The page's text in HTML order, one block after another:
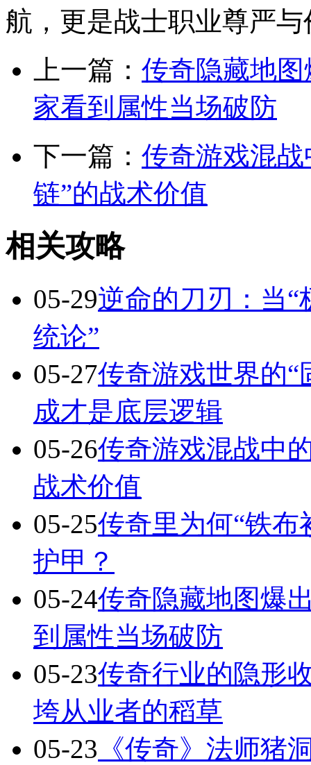
航，更是战士职业尊严
上一篇： 传奇隐藏地
家看到属性当场破防
下一篇： 传奇游戏混
链”的战术价值
相关攻略
05-29逆命的刀刃：当“
统论”
05-27传奇游戏世界的“
成才是底层逻辑
05-26传奇游戏混战中
战术价值
05-25传奇里为何“铁布
护甲？
05-24传奇隐藏地图爆
到属性当场破防
05-23传奇行业的隐形
垮从业者的稻草
05-23 《传奇》法师猪